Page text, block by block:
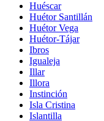
Huéscar
Huétor Santillán
Huétor Vega
Huétor-Tájar
Ibros
Igualeja
Illar
Illora
Instinción
Isla Cristina
Islantilla